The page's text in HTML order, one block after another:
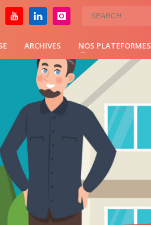
ARCHIVES NOS PLATEFORMES